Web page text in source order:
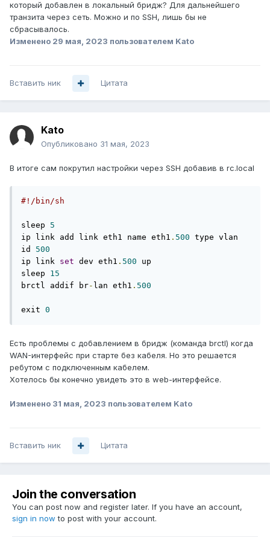
который добавлен в локальный бридж? Для дальнейшего
транзита через сеть. Можно и по SSH, лишь бы не
сбрасывалось.
Изменено 29 мая, 2023 пользователем Kato
Вставить ник Цитата
Kato
Опубликовано 31 мая, 2023
В итоге сам покрутил настройки через SSH добавив в rc.local
#!/bin/sh
sleep 5
ip link add link eth1 name eth1 . 500 type vlan
id 500
ip link set dev eth1 . 500 up
sleep 15
brctl addif br- lan eth1 . 500
exit 0
Есть проблемы с добавлением в бридж (команда brctl) когда
WAN-интерфейс при старте без кабеля. Но это решается
ребутом с подключенным кабелем.
Хотелось бы конечно увидеть это в web-интерфейсе.
Изменено 31 мая, 2023 пользователем Kato
Вставить ник Цитата
Join the conversation
You can post now and register later. If you have an account,
sign in now to post with your account.